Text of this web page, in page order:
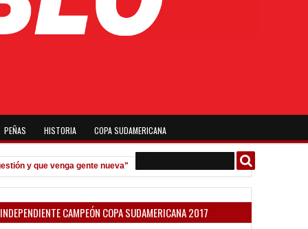
PEÑAS HISTORIA COPA SUDAMERICANA
y que venga gente nueva" 7:08 PM Todo confirmado en la Copa Argentina
INDEPENDIENTE CAMPEÓN COPA SUDAMERICANA 2017